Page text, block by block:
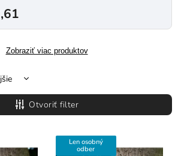
Zobraziť viac produktov
Otvoriť filter
Len osobný
odber